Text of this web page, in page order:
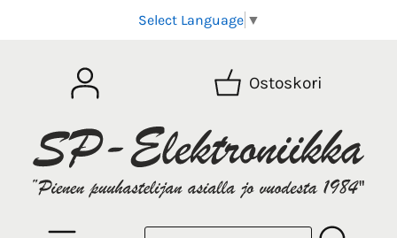
Select Language ▼
Ostoskori